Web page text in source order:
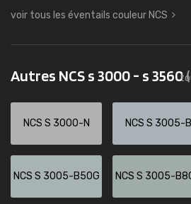
voir tous les éventails couleur NCS
Autres NCS s 3000 - s 3560
NCS S 3000-N NCS S 3005-B
NCS S 3005-B50G NCS S 3005-